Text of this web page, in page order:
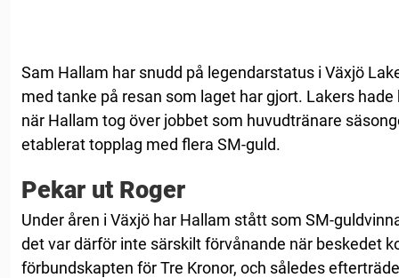
Sam Hallam har snudd på legendarstatus i Växjö
med tanke på resan som laget har gjort. Lakers
när Hallam tog över jobbet som huvudtränare
etablerat topplag med flera SM-guld.
Pekar ut Roger
Under åren i Växjö har Hallam stått som SM-
det var därför inte särskilt förvånande när beskedet
förbundskapten för Tre Kronor, och således